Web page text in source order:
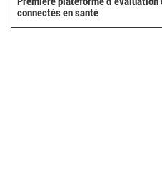
connectés en santé